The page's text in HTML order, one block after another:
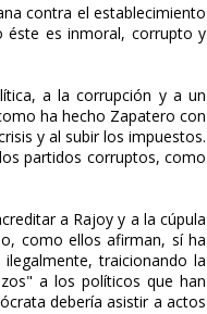
contra el establecimiento
éste es inmoral, corrupto y
a la corrupción y a un
ha hecho Zapatero con
y al subir los impuestos.
partidos corruptos, como
a Rajoy y a la cúpula
como ellos afirman, sí ha
traicionando la
a los políticos que han
debería asistir a actos